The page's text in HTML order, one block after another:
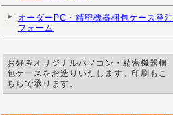
オーダーPC・精密機器梱包ケース発注
フォーム
お好みオリジナルパソコン・精密機器梱
包ケースをお造りいたします。印刷もこ
ちらで承ります。